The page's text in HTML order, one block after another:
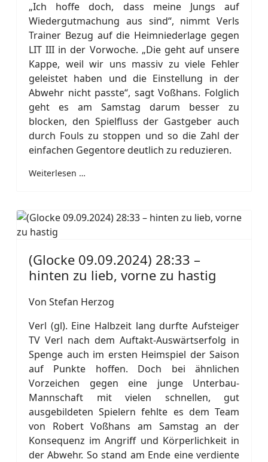
„Ich hoffe doch, dass meine Jungs auf
Wiedergutmachung aus sind“, nimmt Verls
Trainer Bezug auf die Heimniederlage gegen
LIT III in der Vorwoche. „Die geht auf unsere
Kappe, weil wir uns massiv zu viele Fehler
geleistet haben und die Einstellung in der
Abwehr nicht passte“, sagt Voßhans. Folglich
geht es am Samstag darum besser zu
blocken, den Spielfluss der Gastgeber auch
durch Fouls zu stoppen und so die Zahl der
einfachen Gegentore deutlich zu reduzieren.
Weiterlesen …
(Glocke 09.09.2024) 28:33 –
hinten zu lieb, vorne zu hastig
Von Stefan Herzog
Verl (gl). Eine Halbzeit lang durfte Aufsteiger
TV Verl nach dem Auftakt-Auswärtserfolg in
Spenge auch im ersten Heimspiel der Saison
auf Punkte hoffen. Doch bei ähnlichen
Vorzeichen gegen eine junge Unterbau-
Mannschaft mit vielen schnellen, gut
ausgebildeten Spielern fehlte es dem Team
von Robert Voßhans am Samstag an der
Konsequenz im Angriff und Körperlichkeit in
der Abwehr. So stand am Ende eine verdiente